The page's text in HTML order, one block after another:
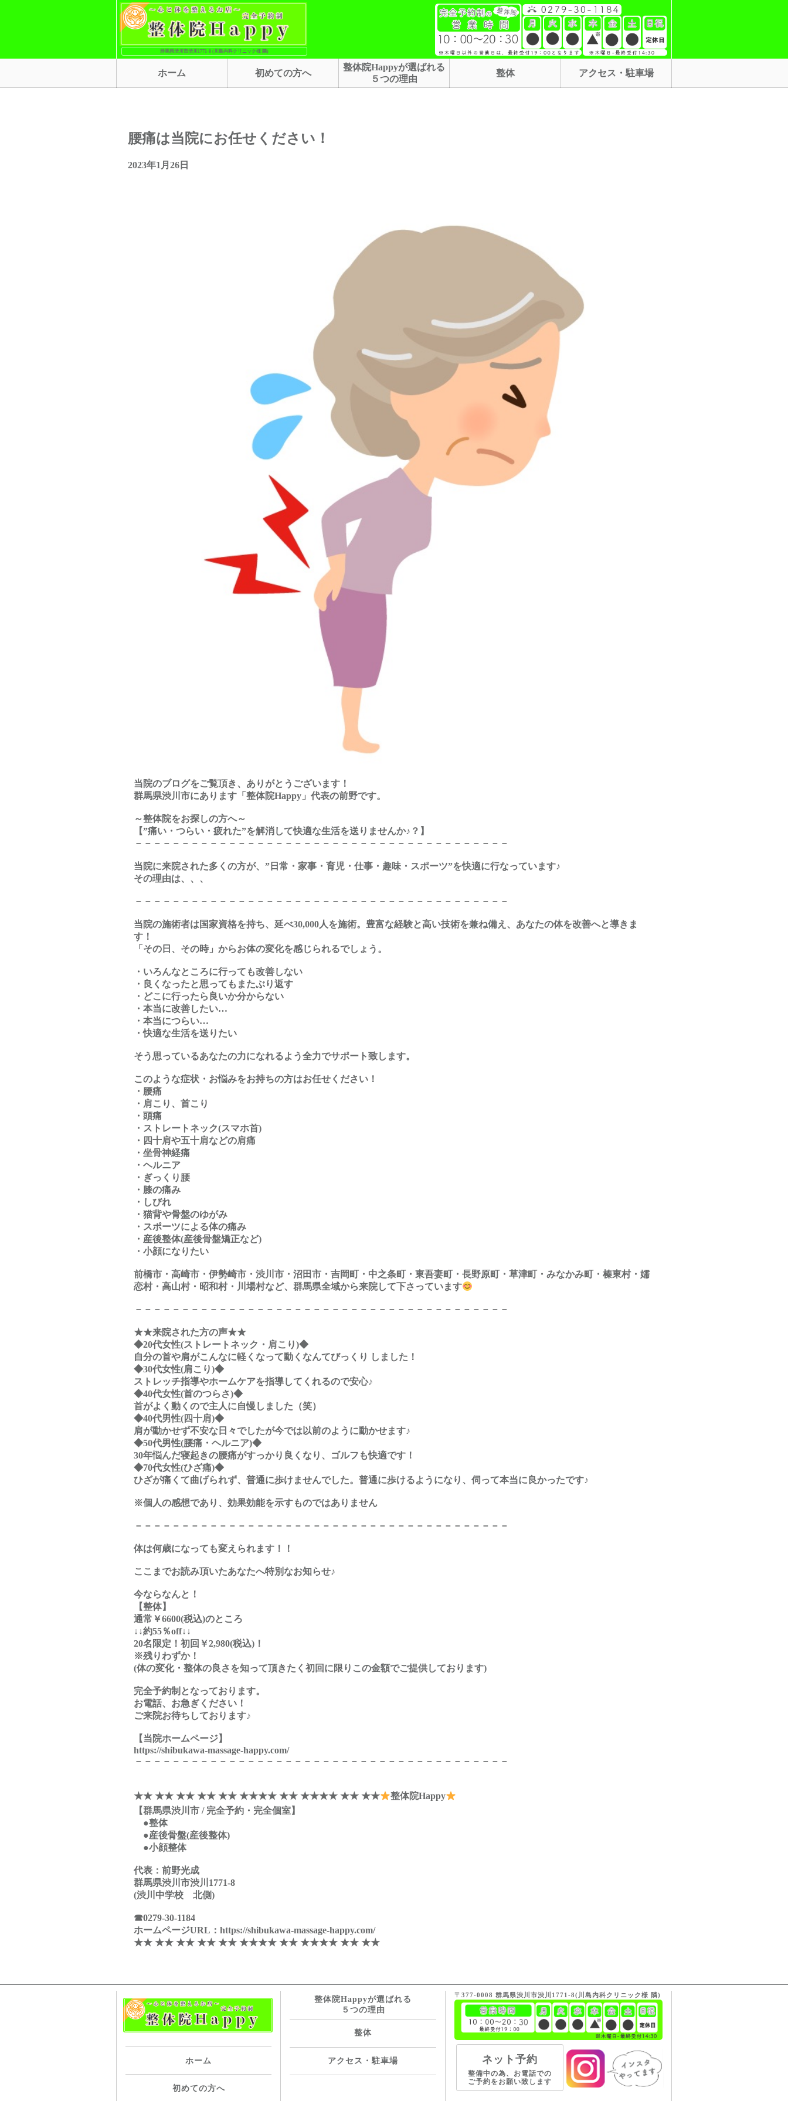
群馬県渋川市渋川1771-8 (川島内科クリニック様 隣)
ホーム 初めての方へ
整体院Happyが選ばれる
５つの理由
整体 アクセス・駐車場
腰痛は当院にお任せください！
2023年1月26日
当院のブログをご覧頂き、ありがとうございます！
群馬県渋川市にあります「整体院Happy」代表の前野です。
～整体院をお探しの方へ～
【”痛い・つらい・疲れた”を解消して快適な生活を送りませんか♪？】
－－－－－－－－－－－－－－－－－－－－－－－－－－－－－－－－－－－－－－－－
当院に来院された多くの方が、”日常・家事・育児・仕事・趣味・スポーツ”を快適に行なっています♪
その理由は、、、
－－－－－－－－－－－－－－－－－－－－－－－－－－－－－－－－－－－－－－－－
当院の施術者は国家資格を持ち、延べ30,000人を施術。豊富な経験と高い技術を兼ね備え、あなたの体を改善へと導きま
す！
「その日、その時」からお体の変化を感じられるでしょう。
・いろんなところに行っても改善しない
・良くなったと思ってもまたぶり返す
・どこに行ったら良いか分からない
・本当に改善したい…
・本当につらい…
・快適な生活を送りたい
そう思っているあなたの力になれるよう全力でサポート致します。
このような症状・お悩みをお持ちの方はお任せください！
・腰痛
・肩こり、首こり
・頭痛
・ストレートネック(スマホ首)
・四十肩や五十肩などの肩痛
・坐骨神経痛
・ヘルニア
・ぎっくり腰
・膝の痛み
・しびれ
・猫背や骨盤のゆがみ
・スポーツによる体の痛み
・産後整体(産後骨盤矯正など)
・小顔になりたい
前橋市・高崎市・伊勢崎市・渋川市・沼田市・吉岡町・中之条町・東吾妻町・長野原町・草津町・みなかみ町・榛東村・嬬
恋村・高山村・昭和村・川場村など、群馬県全域から来院して下さっています
－－－－－－－－－－－－－－－－－－－－－－－－－－－－－－－－－－－－－－－－
★★来院された方の声★★
◆20代女性(ストレートネック・肩こり)◆
自分の首や肩がこんなに軽くなって動くなんてびっくり しました！
◆30代女性(肩こり)◆
ストレッチ指導やホームケアを指導してくれるので安心♪
◆40代女性(首のつらさ)◆
首がよく動くので主人に自慢しました（笑）
◆40代男性(四十肩)◆
肩が動かせず不安な日々でしたが今では以前のように動かせます♪
◆50代男性(腰痛・ヘルニア)◆
30年悩んだ寝起きの腰痛がすっかり良くなり、ゴルフも快適です！
◆70代女性(ひざ痛)◆
ひざが痛くて曲げられず、普通に歩けませんでした。普通に歩けるようになり、伺って本当に良かったです♪
※個人の感想であり、効果効能を示すものではありません
－－－－－－－－－－－－－－－－－－－－－－－－－－－－－－－－－－－－－－－－
体は何歳になっても変えられます！！
ここまでお読み頂いたあなたへ特別なお知らせ♪
今ならなんと！
【整体】
通常￥6600(税込)のところ
↓↓約55％off↓↓
20名限定！初回￥2,980(税込)！
※残りわずか！
(体の変化・整体の良さを知って頂きたく初回に限りこの金額でご提供しております)
完全予約制となっております。
お電話、お急ぎください！
ご来院お待ちしております♪
【当院ホームページ】
https://shibukawa-massage-happy.com/
－－－－－－－－－－－－－－－－－－－－－－－－－－－－－－－－－－－－－－－－
★★ ★★ ★★ ★★ ★★ ★★★★ ★★ ★★★★ ★★ ★★
整体院Happy
【群馬県渋川市 / 完全予約・完全個室】
●整体
●産後骨盤(産後整体)
●小顔整体
代表：前野光成
群馬県渋川市渋川1771-8
(渋川中学校 北側)
☎0279-30-1184
ホームページURL： https://shibukawa-massage-happy.com/
★★ ★★ ★★ ★★ ★★ ★★★★ ★★ ★★★★ ★★ ★★
ホーム
初めての方へ
整体院Happyが選ばれる
５つの理由
整体
アクセス・駐車場
〒377-0008 群馬県渋川市渋川1771-8(川島内科クリニック様 隣)
ネット予約
整備中の為、お電話での
ご予約をお願い致します